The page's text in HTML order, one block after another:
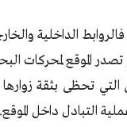
فالروابط الداخلية
الموقع لمحركات
التي تحظى بثقة